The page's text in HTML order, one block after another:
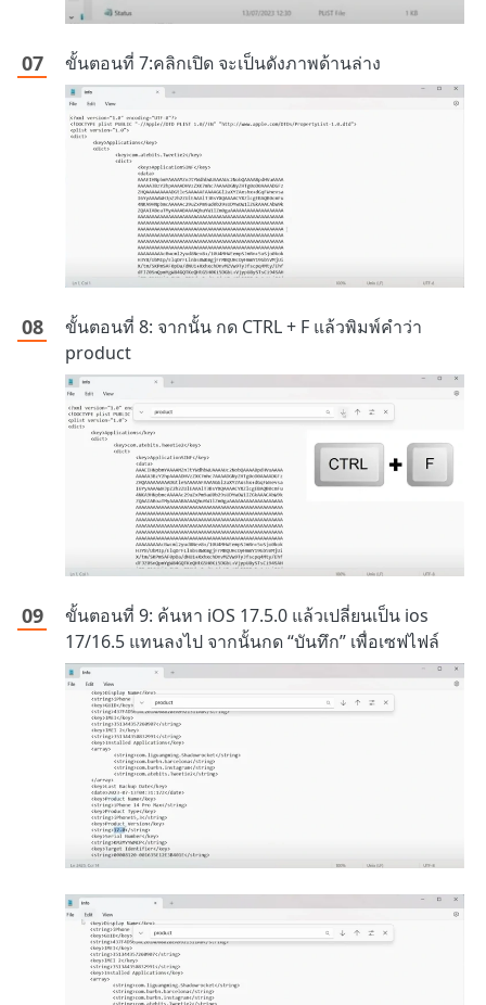
ขั้นตอนที่ 7:คลิกเปิด จะเป็นดังภาพด้านล่าง
ขั้นตอนที่ 8: จากนั้น กด CTRL + F แล้วพิมพ์คำว่า
product
ขั้นตอนที่ 9: ค้นหา iOS 17.5.0 แล้วเปลี่ยนเป็น ios
17/16.5 แทนลงไป จากนั้นกด “บันทึก” เพื่อเซฟไฟล์